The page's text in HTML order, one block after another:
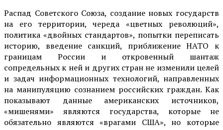
Распад Советского Союза, создание новых государств
на его территории, череда «цветных революций»,
политика «двойных стандартов», попытки переписать
историю, введение санкций, приближение НАТО к
границам России и откровенный шантаж
сопредельных к ней и других стран не изменили целей
и задач информационных технологий, направленных
на манипуляцию сознанием российских граждан. Как
показывают данные американских источников,
«мишенями» являются государства, которые не
обязательно являются «врагами США», но которые